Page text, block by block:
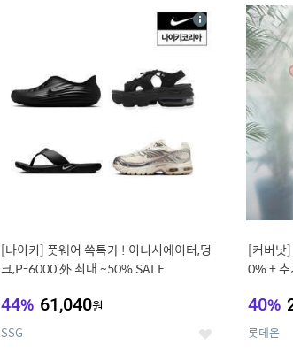
[나이키] 풋웨어 쓱특가 ! 이니시에이터,덩
크,P-6000 外 최대 ~50% SALE
44% 61,040원
SSG 좋
상
세
15
[커버낫]
0% +
40%
롯데온